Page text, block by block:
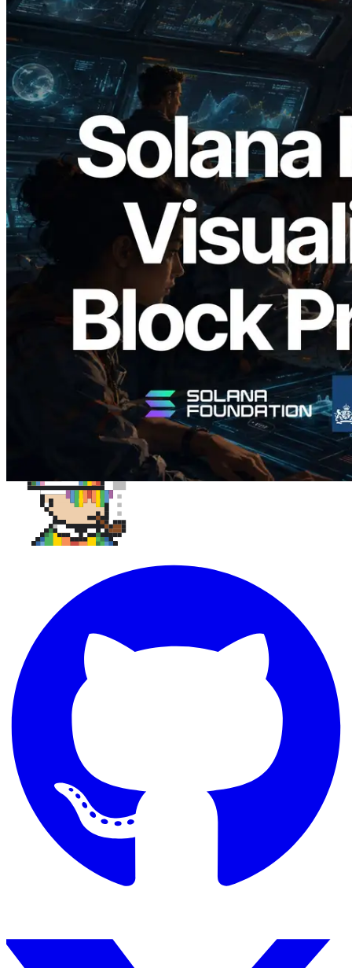
2026.05.24
Validators Solutions veröffentlicht Solana
Block Analyzer – Visualisierung der
Blockproduktionszeit pro Slot und der
zugewiesenen Validatoren
Lesen Sie diesen Artikel